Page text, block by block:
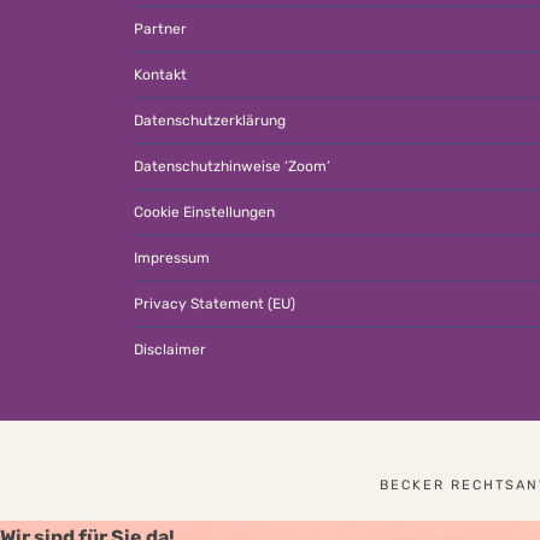
Partner
Kontakt
Datenschutzerklärung
Datenschutzhinweise ‘Zoom’
Cookie Einstellungen
Impressum
Privacy Statement (EU)
Disclaimer
BECKER